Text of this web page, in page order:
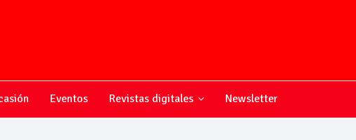
Eventos Revistas digitales Newsletter